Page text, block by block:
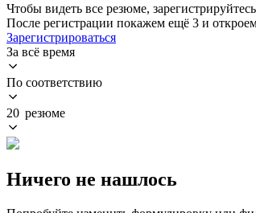
Чтобы видеть все резюме, зарегистрируйтесь
После регистрации покажем ещё 3 и
Зарегистрироваться
За всё время
По соответствию
20 резюме
Ничего не нашлось